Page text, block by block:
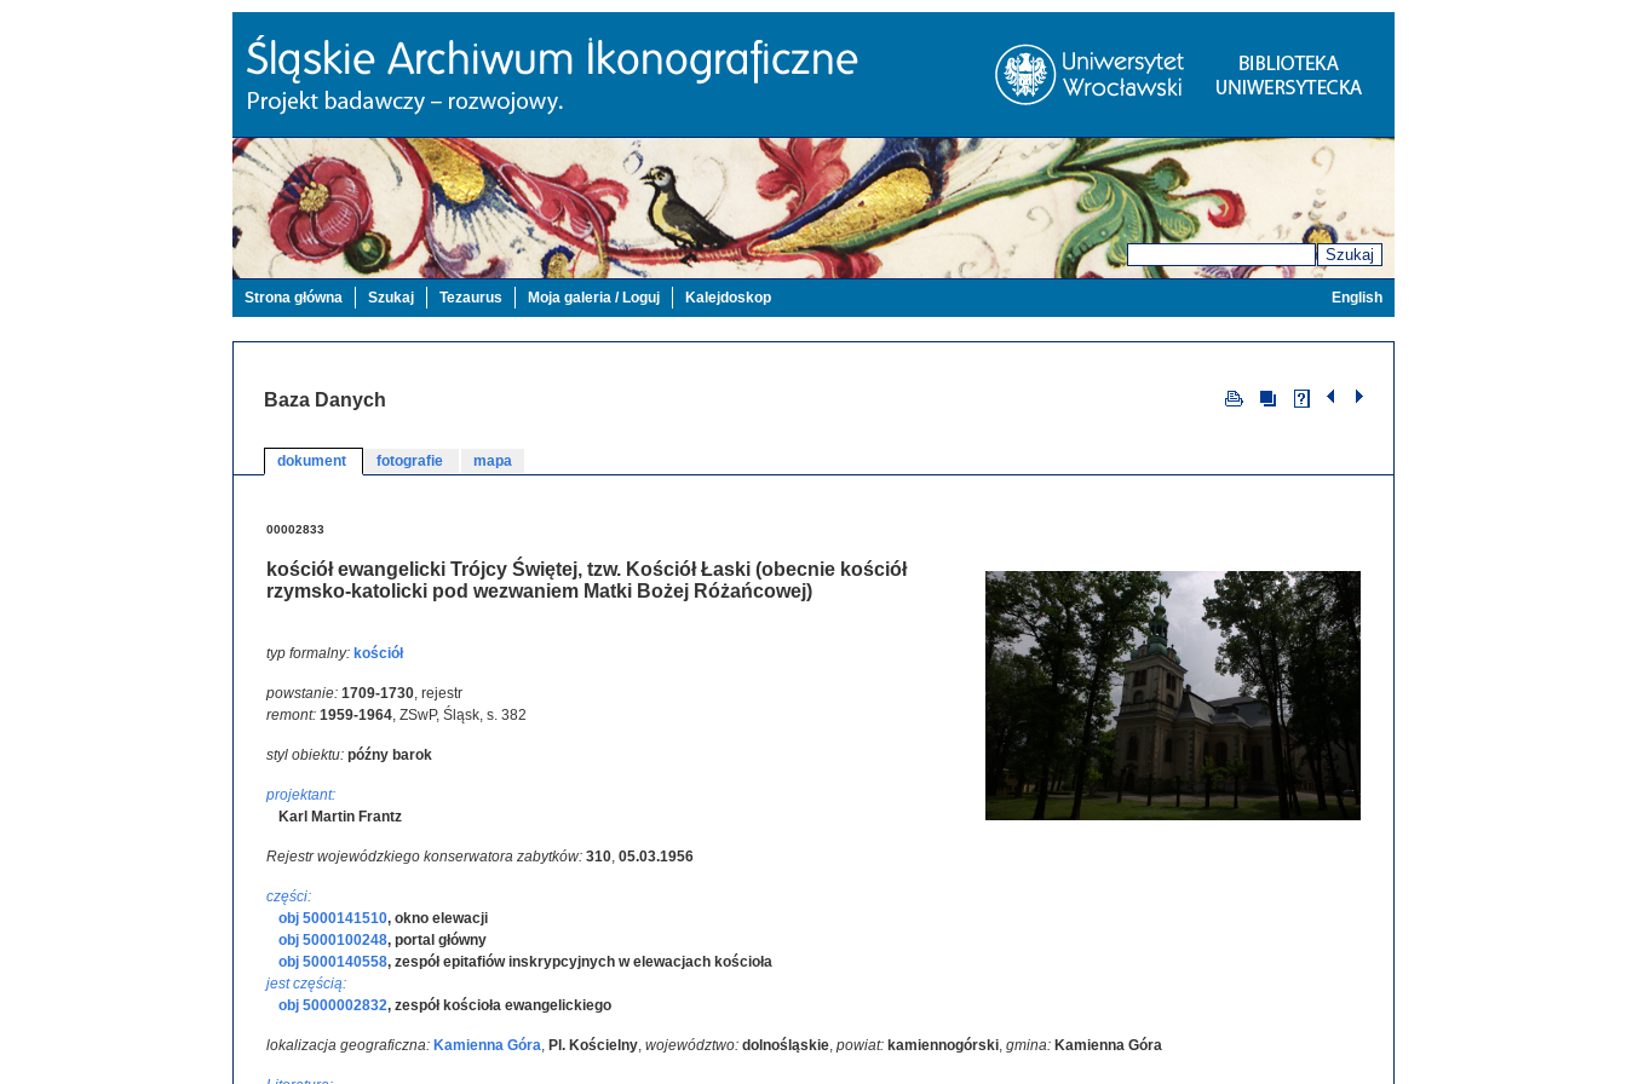
Szukaj
Strona główna Szukaj Tezaurus Moja galeria / Loguj Kalejdoskop English
Baza Danych
dokument fotografie mapa
00002833
kościół ewangelicki Trójcy Świętej, tzw. Kościół Łaski (obecnie kościół
rzymsko-katolicki pod wezwaniem Matki Bożej Różańcowej)
typ formalny: kościół
powstanie: 1709-1730, rejestr
remont: 1959-1964, ZSwP, Śląsk, s. 382
styl obiektu: późny barok
projektant:
Karl Martin Frantz
Rejestr wojewódzkiego konserwatora zabytków: 310, 05.03.1956
części:
obj 5000141510, okno elewacji
obj 5000100248, portal główny
obj 5000140558, zespół epitafiów inskrypcyjnych w elewacjach kościoła
jest częścią:
obj 5000002832, zespół kościoła ewangelickiego
lokalizacja geograficzna: Kamienna Góra, Pl. Kościelny, województwo: dolnośląskie, powiat: kamiennogórski, gmina: Kamienna Góra